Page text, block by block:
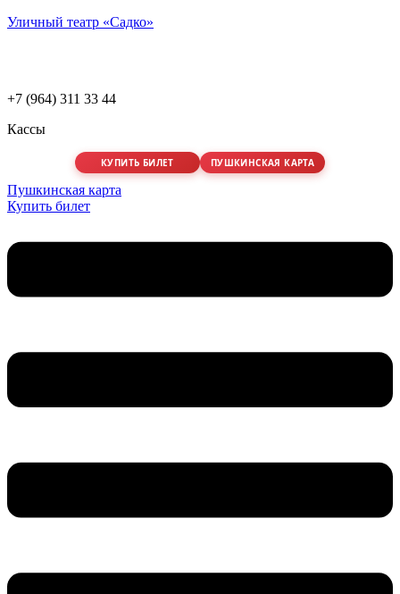
Уличный театр «Садко»
+7 (964) 311 33 44
Кассы
КУПИТЬ БИЛЕТ ПУШКИНСКАЯ КАРТА
Пушкинская карта
Купить билет